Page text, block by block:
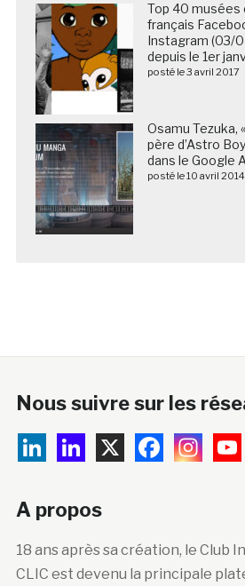
Top 40
français
Instagram (03/
depuis le 1er
posté le 3 avril 2017
Osamu Tezuka,
père d’Astro
dans le Google
posté le 10 avril 2014
Nous suivre sur les
A propos
18 ans après sa création, le Club
CLIC est devenu la principale